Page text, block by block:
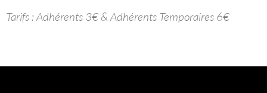
Tarifs : Adhérents 3€ & Adhérents Temporaires 6€